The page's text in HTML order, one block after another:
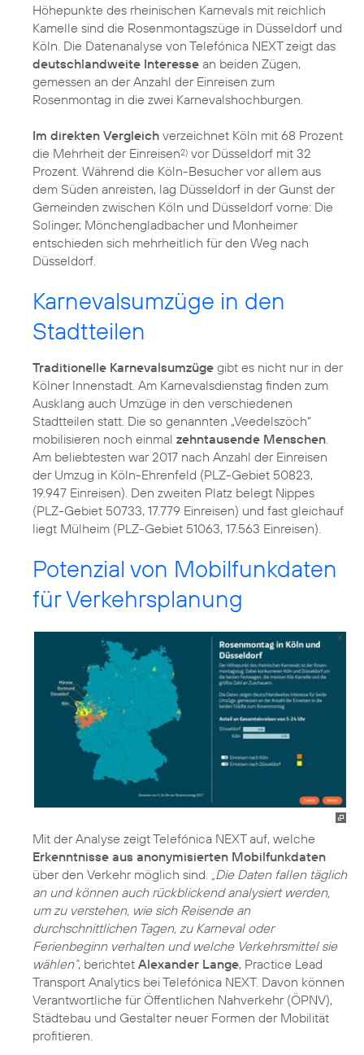
Höhepunkte des rheinischen Karnevals mit reichlich
Kamelle sind die Rosenmontagszüge in Düsseldorf und
Köln. Die Datenanalyse von Telefónica NEXT zeigt das
deutschlandweite Interesse an beiden Zügen,
gemessen an der Anzahl der Einreisen zum
Rosenmontag in die zwei Karnevalshochburgen.
Im direkten Vergleich verzeichnet Köln mit 68 Prozent
die Mehrheit der Einreisen2) vor Düsseldorf mit 32
Prozent. Während die Köln-Besucher vor allem aus
dem Süden anreisten, lag Düsseldorf in der Gunst der
Gemeinden zwischen Köln und Düsseldorf vorne: Die
Solinger, Mönchengladbacher und Monheimer
entschieden sich mehrheitlich für den Weg nach
Düsseldorf.
Karnevalsumzüge in den
Stadtteilen
Traditionelle Karnevalsumzüge gibt es nicht nur in der
Kölner Innenstadt. Am Karnevalsdienstag finden zum
Ausklang auch Umzüge in den verschiedenen
Stadtteilen statt. Die so genannten „Veedelszöch“
mobilisieren noch einmal zehntausende Menschen
Am beliebtesten war 2017 nach Anzahl der Einreisen
der Umzug in Köln-Ehrenfeld (PLZ-Gebiet 50823,
19.947 Einreisen). Den zweiten Platz belegt Nippes
(PLZ-Gebiet 50733, 17.779 Einreisen) und fast gleichauf
liegt Mülheim (PLZ-Gebiet 51063, 17.563 Einreisen).
Potenzial von Mobilfunkdaten
für Verkehrsplanung
Mit der Analyse zeigt Telefónica NEXT auf, welche
Erkenntnisse aus anonymisierten Mobilfunkdaten
über den Verkehr möglich sind. „Die Daten fallen täglich
an und können auch rückblickend analysiert werden,
um zu verstehen, wie sich Reisende an
durchschnittlichen Tagen, zu Karneval oder
Ferienbeginn verhalten und welche Verkehrsmittel sie
wählen“, berichtet Alexander Lange, Practice Lead
Transport Analytics bei Telefónica NEXT. Davon können
Verantwortliche für Öffentlichen Nahverkehr (ÖPNV),
Städtebau und Gestalter neuer Formen der Mobilität
profitieren.